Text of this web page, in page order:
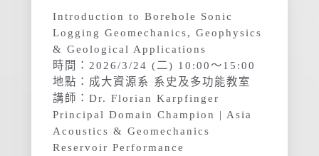
Introduction to Borehole Sonic
Logging Geomechanics, Geophysics
& Geological Applications
時間：2026/3/24 (二) 10:00～15:00
地點：成大資源系 系史及多功能教室
講師：Dr. Florian Karpfinger
Principal Domain Champion | Asia
Acoustics & Geomechanics
Reservoir Performance